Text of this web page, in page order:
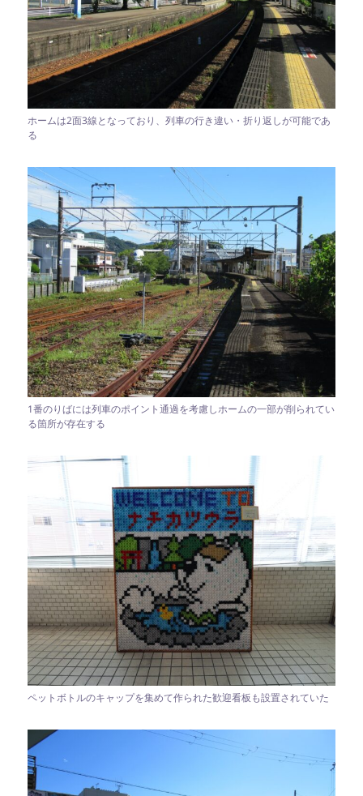
ホームは2面3線となっており、列車の行き違い・折り返しが可能であ
る
1番のりばには列車のポイント通過を考慮しホームの一部が削られてい
る箇所が存在する
ペットボトルのキャップを集めて作られた歓迎看板も設置されていた